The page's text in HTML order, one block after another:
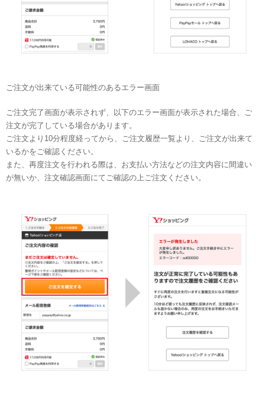
ご注文が出来ている可能性のあるエラー画面
ご注文完了画面が表示されず、以下のエラー画面が表示された場合、ご
注文が完了している場合があります。
ご注文より10分程度経ってから、ご注文履歴一覧より、ご注文が出来て
いるかをご確認ください。
また、再度注文を行われる際は、お支払い方法などの注文内容に間違い
が無いか、注文確認画面にてご確認の上ご注文ください。